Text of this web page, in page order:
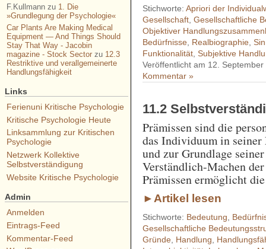
Stichworte:Apriori der
Gesellschaft ,Gesellschaftliche
Objektiver
Bedürfnisse Realbiographie ,
Funktionalität ,Subjektive
Veröffentlicht am 12.
Kommentar »
11.2
Prämissen sind die
das Individuum in
und zur Grundlage
Verständlich-Machen
Prämissen ermöglicht
►Artikel lesen
Stichworte: Bedeutung
Gesellschaftliche
Gründe Handlung
F.Kullmannzu 1. Die
»Grundlegung der Psychologie«
Car Plants Are Making Medical
Equipment — And Things Should
Stay That Way - Jacobin
magazine - Stock Sectorzu 12.3
Restriktive und verallgemeinerte
Handlungsfähigkeit
Links
Ferienuni Kritische Psychologie
Kritische Psychologie Heute
Linksammlung zur Kritischen
Psychologie
Netzwerk Kollektive
Selbstverständigung
Website Kritische Psychologie
Admin
Anmelden
Eintrags-Feed
Kommentar-Feed